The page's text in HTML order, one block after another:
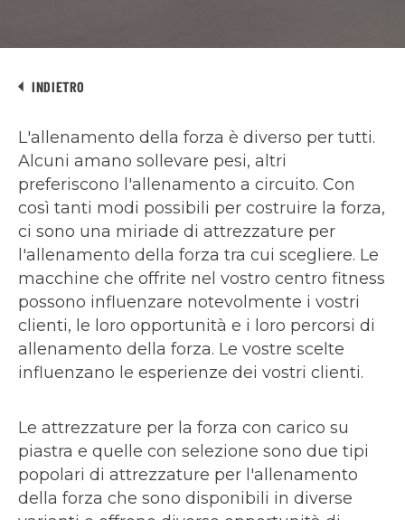
INDIETRO
L'allenamento della forza è diverso per tutti.
Alcuni amano sollevare pesi, altri
preferiscono l'allenamento a circuito. Con
così tanti modi possibili per costruire la forza,
ci sono una miriade di attrezzature per
l'allenamento della forza tra cui scegliere. Le
macchine che offrite nel vostro centro fitness
possono influenzare notevolmente i vostri
clienti, le loro opportunità e i loro percorsi di
allenamento della forza. Le vostre scelte
influenzano le esperienze dei vostri clienti.
Le attrezzature per la forza con carico su
piastra e quelle con selezione sono due tipi
popolari di attrezzature per l'allenamento
della forza che sono disponibili in diverse